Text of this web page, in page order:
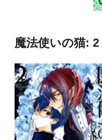
魔法使いの猫: 2